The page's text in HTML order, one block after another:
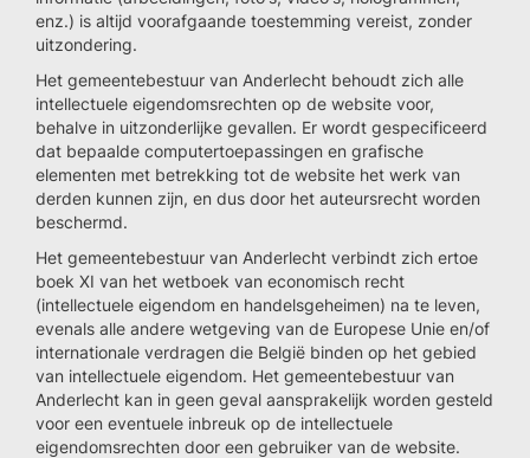
enz.) is altijd voorafgaande toestemming vereist, zonder
uitzondering.
Het gemeentebestuur van Anderlecht behoudt zich alle
intellectuele eigendomsrechten op de website voor,
behalve in uitzonderlijke gevallen. Er wordt gespecificeerd
dat bepaalde computertoepassingen en grafische
elementen met betrekking tot de website het werk van
derden kunnen zijn, en dus door het auteursrecht worden
beschermd.
Het gemeentebestuur van Anderlecht verbindt zich ertoe
boek XI van het wetboek van economisch recht
(intellectuele eigendom en handelsgeheimen) na te leven,
evenals alle andere wetgeving van de Europese Unie en/of
internationale verdragen die België binden op het gebied
van intellectuele eigendom. Het gemeentebestuur van
Anderlecht kan in geen geval aansprakelijk worden gesteld
voor een eventuele inbreuk op de intellectuele
eigendomsrechten door een gebruiker van de website.